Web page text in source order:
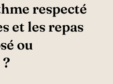
respecté
et les repas
ou